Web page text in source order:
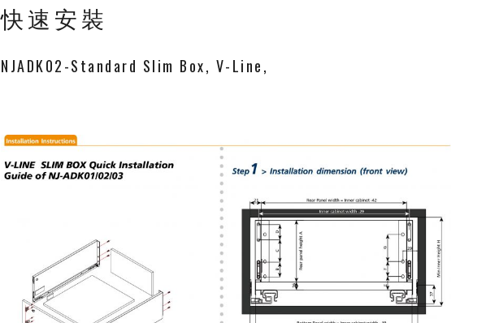
快速安裝
NJADK02-Standard Slim Box, V-Line,